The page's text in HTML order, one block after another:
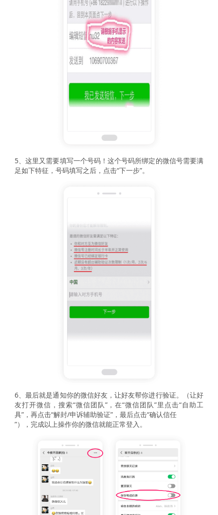
5、这里又需要填写一个号码！这个号码所绑定的微信号需要满
足如下特征，号码填写之后，点击“下一步”。
6、最后就是通知你的微信好友，让好友帮你进行验证。（让好
友打开微信，搜索“微信团队”，在“微信团队”里点击“自助工
具”，再点击“解封/申诉辅助验证”，最后点击“确认信任
”），完成以上操作你的微信就能正常登入。